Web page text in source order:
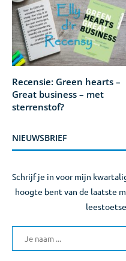
Recensie: Green hearts –
Great business – met
sterrenstof?
NIEUWSBRIEF
Schrijf je in voor mijn
hoogte bent van de laatste